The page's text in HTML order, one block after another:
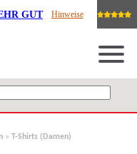
GUT Hinweise
» T-Shirts (Damen)